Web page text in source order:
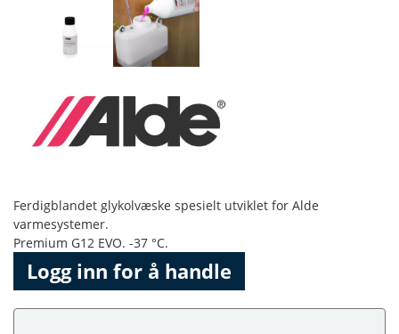
Ferdigblandet glykolvæske spesielt utviklet for Alde
varmesystemer.
Premium G12 EVO. -37 °C.
Logg inn for å handle